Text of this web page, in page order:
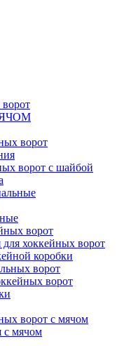
ворот
ворот с шайбой
ворот
хоккейных ворот
коробки
ворот
ворот
ворот с мячом
с мячом